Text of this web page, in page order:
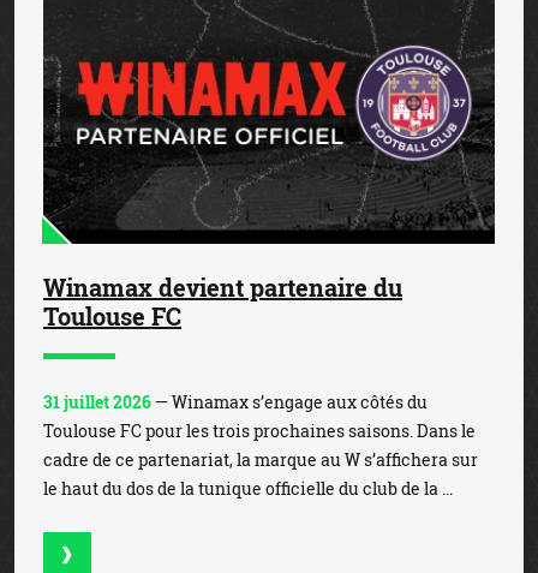
Winamax devient partenaire du
Toulouse FC
31 juillet 2026 — Winamax s’engage aux côtés du
Toulouse FC pour les trois prochaines saisons. Dans le
cadre de ce partenariat, la marque au W s’affichera sur
le haut du dos de la tunique officielle du club de la ...